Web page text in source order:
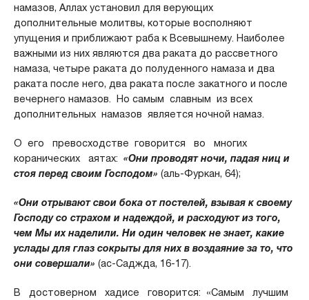
намазов, Аллах установил для верующих
дополнительные молитвы, которые восполняют
упущения и приближают раба к Всевышнему. Наиболее
важными из них являются два раката до рассветного
намаза, четыре раката до полуденного намаза и два
раката после него, два раката после закатного и после
вечернего намазов. Но самым славным из всех
дополнительных намазов является ночной намаз.
О его превосходстве говорится во многих
коранических аятах: «Они проводят ночи, падая ниц и
стоя перед своим Господом» (аль-Фуркан, 64);
«Они отрывают свои бока от постелей, взывая к своему
Господу со страхом и надеждой, и расходуют из того,
чем Мы их наделили. Ни один человек не знает, какие
услады для глаз сокрыты для них в воздаяние за то, что
они совершали» (ас-Саджда, 16-17).
В достоверном хадисе говорится: «Самым лучшим